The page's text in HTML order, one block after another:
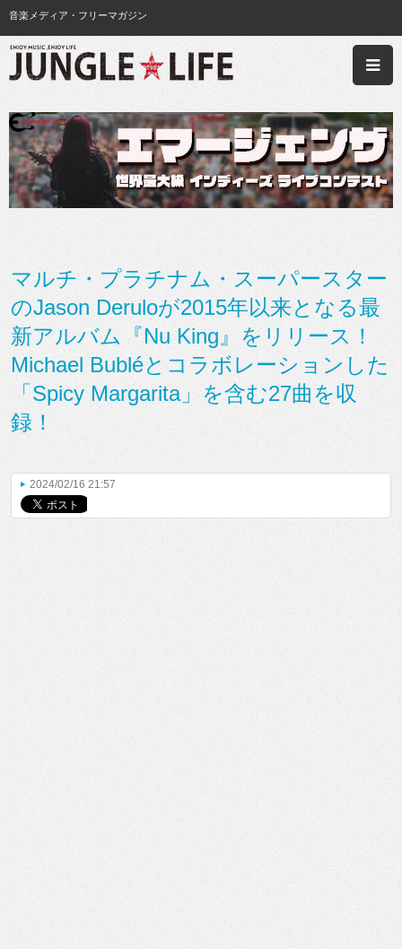
音楽メディア・フリーマガジン
マルチ・プラチナム・スーパースター
のJason Deruloが2015年以来となる最
新アルバム『Nu King』をリリース！
Michael Bubléとコラボレーションした
「Spicy Margarita」を含む27曲を収
録！
2024/02/16 21:57